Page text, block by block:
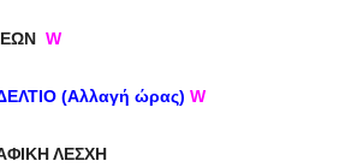
W
(Αλλαγή ώρας) W
ΛΕΣΧΗ